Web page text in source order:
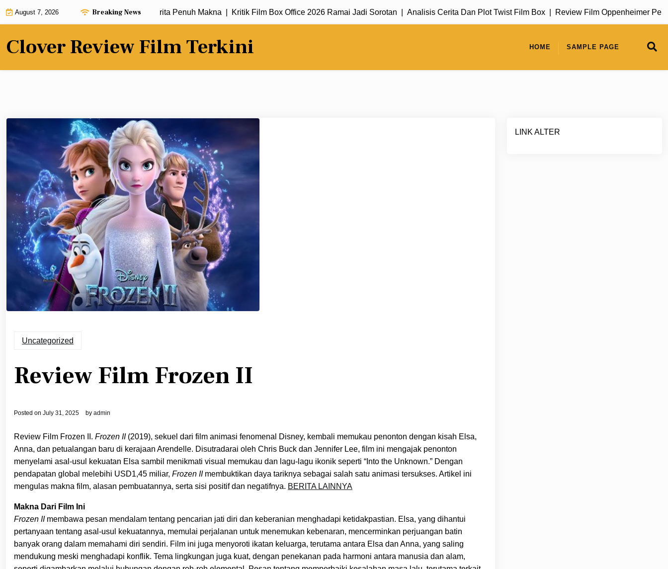
August 7, 2026 Breaking News
Review Film Terbaru dengan Alur Cerita Penuh Makna |Kritik Film Box Office 2026 Ramai Jadi Sorotan |Analisis Cerita Dan Plot Twist Film Box |Review Film Oppenheimer
Clover Review Film Terkini HOME SAMPLE PAGE
Uncategorized
Review Film Frozen II
Posted on July 31, 2025 by admin
Review Film Frozen II. Frozen II (2019), sekuel dari film animasi fenomenal Disney, kembali memukau penonton dengan kisah Elsa,
Anna, dan petualangan baru di kerajaan Arendelle. Disutradarai oleh Chris Buck dan Jennifer Lee, film ini mengajak penonton
menyelami asal-usul kekuatan Elsa sambil menikmati visual memukau dan lagu-lagu ikonik seperti “Into the Unknown.” Dengan
pendapatan global melebihi USD1,45 miliar, Frozen II membuktikan daya tariknya sebagai salah satu animasi tersukses. Artikel ini
mengulas makna film, alasan pembuatannya, serta sisi positif dan negatifnya. BERITA LAINNYA
Makna Dari Film Ini
Frozen II membawa pesan mendalam tentang pencarian jati diri dan keberanian menghadapi ketidakpastian. Elsa, yang dihantui
pertanyaan tentang asal-usul kekuatannya, memulai perjalanan untuk menemukan kebenaran, mencerminkan perjuangan batin
banyak orang dalam memahami diri sendiri. Film ini juga menyoroti ikatan keluarga, terutama antara Elsa dan Anna, yang saling
mendukung meski menghadapi konflik. Tema lingkungan juga kuat, dengan penekanan pada harmoni antara manusia dan alam,
LINK ALTER